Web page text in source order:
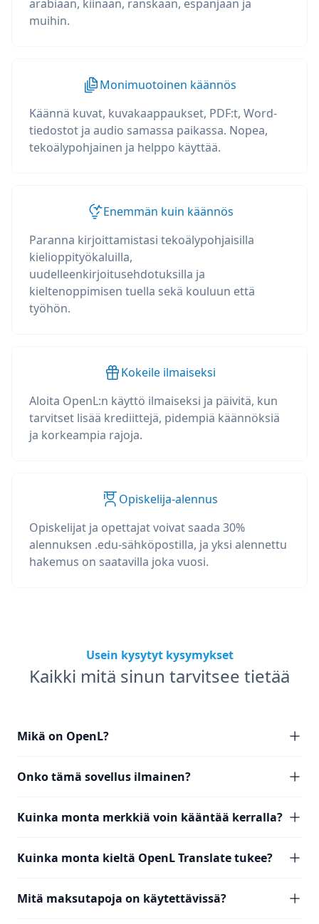
arabiaan, kiinaan, ranskaan, espanjaan ja
muihin.
Monimuotoinen käännös
Käännä kuvat, kuvakaappaukset, PDF:t, Word-
tiedostot ja audio samassa paikassa. Nopea,
tekoälypohjainen ja helppo käyttää.
Enemmän kuin käännös
Paranna kirjoittamistasi tekoälypohjaisilla
kielioppityökaluilla,
uudelleenkirjoitusehdotuksilla ja
kieltenoppimisen tuella sekä kouluun että
työhön.
Kokeile ilmaiseksi
Aloita OpenL:n käyttö ilmaiseksi ja päivitä, kun
tarvitset lisää krediittejä, pidempiä käännöksiä
ja korkeampia rajoja.
Opiskelija-alennus
Opiskelijat ja opettajat voivat saada 30%
alennuksen .edu-sähköpostilla, ja yksi alennettu
hakemus on saatavilla joka vuosi.
Usein kysytyt kysymykset
Kaikki mitä sinun tarvitsee tietää
Mikä on OpenL?
Onko tämä sovellus ilmainen?
Kuinka monta merkkiä voin kääntää kerralla?
Kuinka monta kieltä OpenL Translate tukee?
Mitä maksutapoja on käytettävissä?